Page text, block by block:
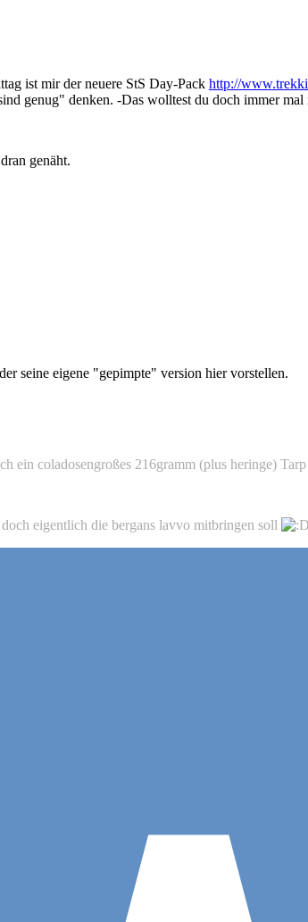
ist mir der neuere StS Day-Pack http://
genug" denken. -Das wolltest du doch immer
genäht.
seine eigene "gepimpte" version hier vorstellen.
ein coladosengroßes 216gramm (plus heringe) Tarp
eigentlich die bergans lavvo mitbringen soll